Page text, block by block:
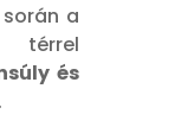
a
térrel
és